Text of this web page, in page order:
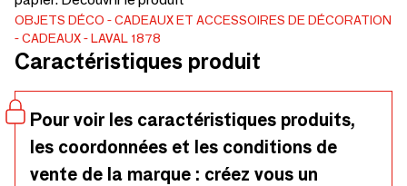
OBJETS DÉCO
CADEAUX ET ACCESSOIRES DE DÉCORATION
CADEAUX
LAVAL 1878
Caractéristiques produit
Pour voir les caractéristiques produits,
les coordonnées et les conditions de
vente de la marque : créez vous un